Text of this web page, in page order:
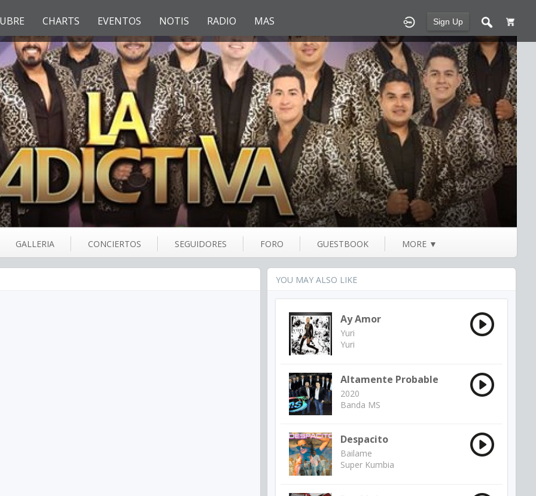
Sign Up
CHARTS EVENTOS NOTIS RADIO MAS
GALLERIA CONCIERTOS SEGUIDORES FORO GUESTBOOK MORE ▼
YOU MAY ALSO LIKE
Ay Amor
Yuri
Yuri
Altamente Probable
2020
Banda MS
Despacito
Bailame
Super Kumbia